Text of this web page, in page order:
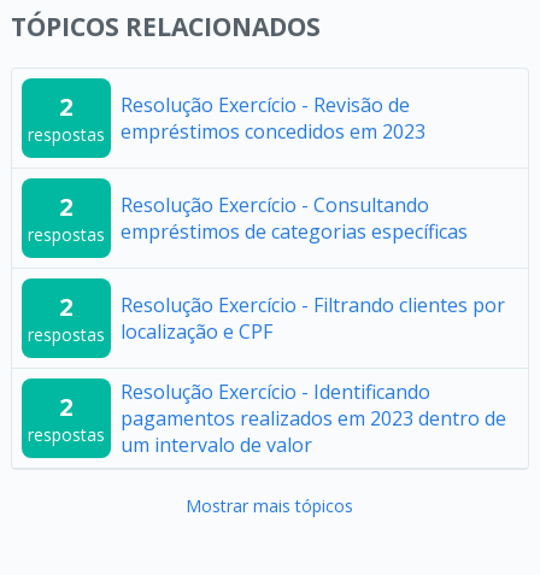
TÓPICOS RELACIONADOS
2
respostas
Resolução Exercício - Revisão de
empréstimos concedidos em 2023
2
respostas
Resolução Exercício - Consultando
empréstimos de categorias específicas
2
respostas
Resolução Exercício - Filtrando clientes por
localização e CPF
2
respostas
Resolução Exercício - Identificando
pagamentos realizados em 2023 dentro de
um intervalo de valor
Mostrar mais tópicos